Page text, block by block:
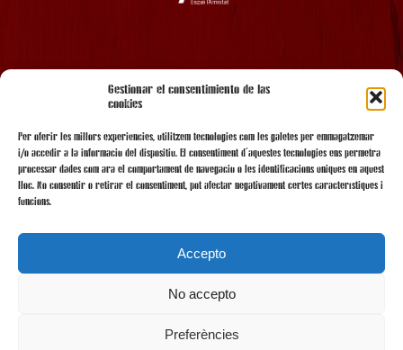
Gestionar el consentimiento de las
cookies
Per oferir les millors experiències, utilitzem tecnologies com les galetes per emmagatzemar
i/o accedir a la informació del dispositiu. El consentiment d'aquestes tecnologies ens permetrà
processar dades com ara el comportament de navegació o les identificacions úniques en aquest
lloc. No consentir o retirar el consentiment, pot afectar negativament certes característiques i
funcions.
Accepto
No accepto
Preferències
AMB EL SUPORT
AMB LA COL·LABORACIÓ